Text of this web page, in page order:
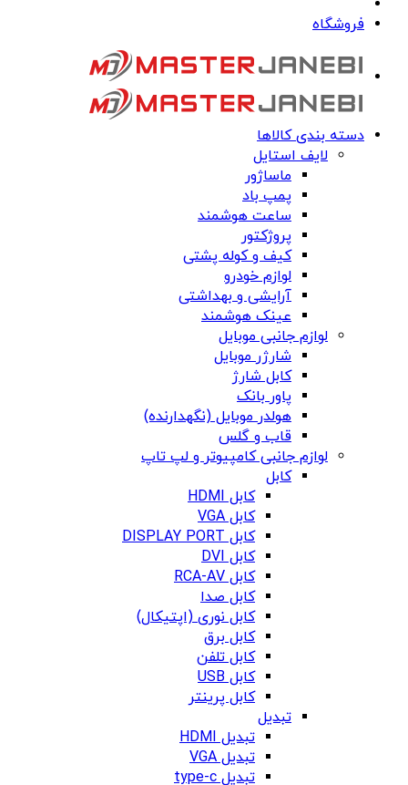
فروشگاه
دسته بندی کالاها
لایف استایل
ماساژور
پمپ باد
ساعت هوشمند
پروژکتور
کیف و کوله پشتی
لوازم خودرو
آرایشی و بهداشتی
عینک هوشمند
لوازم جانبی موبایل
شارژر موبایل
کابل شارژ
پاور بانک
هولدر موبایل (نگهدارنده)
قاب و گلس
لوازم جانبی کامپیوتر و لپ تاپ
کابل
کابل HDMI
کابل VGA
کابل DISPLAY PORT
کابل DVI
کابل RCA-AV
کابل صدا
کابل نوری (اپتیکال)
کابل برق
کابل تلفن
کابل USB
کابل پرینتر
تبدیل
تبدیل HDMI
تبدیل VGA
تبدیل type-c